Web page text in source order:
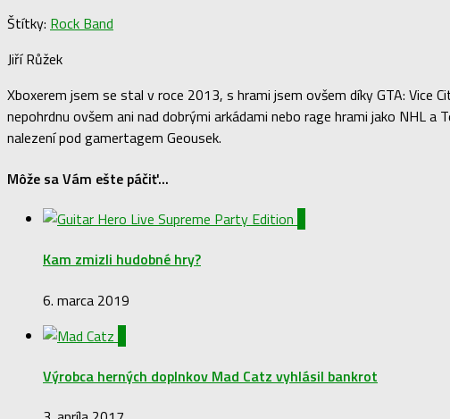
Štítky: Rock Band
Jiří Růžek
Xboxerem jsem se stal v roce 2013, s hrami jsem ovšem díky GTA:
nepohrdnu ovšem ani nad dobrými arkádami nebo rage hrami jako NHL
nalezení pod gamertagem Geousek.
Môže sa Vám ešte páčiť...
Kam zmizli hudobné hry?
6. marca 2019
Výrobca herných doplnkov Mad Catz vyhlásil bankrot